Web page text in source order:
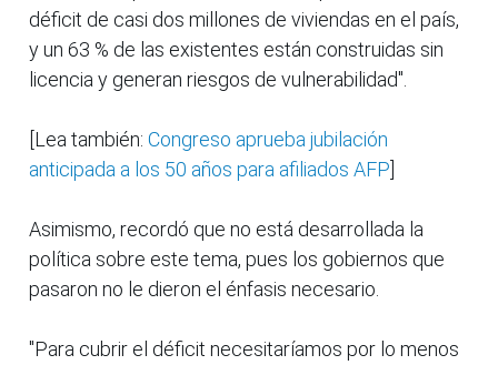
déficit de casi dos millones de viviendas en el país,
y un 63 % de las existentes están construidas sin
licencia y generan riesgos de vulnerabilidad".
[Lea también: Congreso aprueba jubilación
anticipada a los 50 años para afiliados AFP
Asimismo, recordó que no está desarrollada la
política sobre este tema, pues los gobiernos que
pasaron no le dieron el énfasis necesario.
"Para cubrir el déficit necesitaríamos por lo menos